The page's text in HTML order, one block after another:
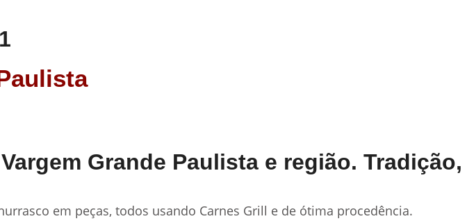
Grande Paulista e região. Tradição,
em peças, todos usando Carnes Grill e de ótima procedência.